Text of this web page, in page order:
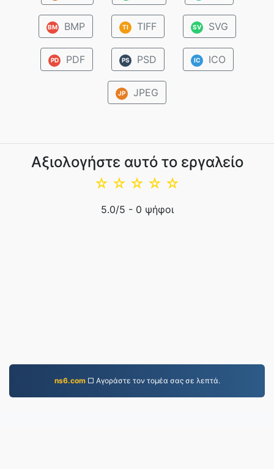
BM BMP TI TIFF SV SVG
PD PDF PS PSD IC ICO
JP JPEG
Αξιολογήστε αυτό το εργαλείο
☆
☆
☆
☆
☆
5.0/5 - 0 ψήφοι
ns6.com□ Αγοράστε τον τομέα σας σε λεπτά.